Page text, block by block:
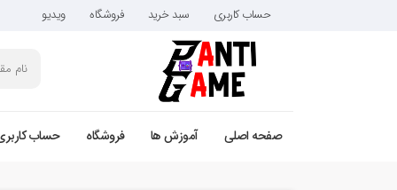
حساب کاربری سبد خرید فروشگاه ویدیو
صفحه اصلی آموزش ها فروشگاه حساب